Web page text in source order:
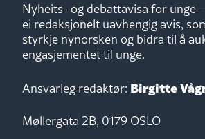
Nyheits- og debattavisa for unge
ei redaksjonelt uavhengig avis,
styrkje nynorsken og bidra til å
engasjementet til unge.
Ansvarleg redaktør: Birgitte
Møllergata 2B, 0179 OSLO